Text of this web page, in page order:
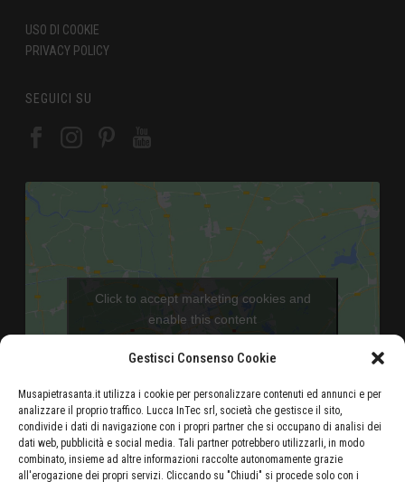
Gestisci Consenso Cookie
Musapietrasanta.it utilizza i cookie per personalizzare contenuti ed annunci e per
analizzare il proprio traffico. Lucca InTec srl, società che gestisce il sito,
condivide i dati di navigazione con i propri partner che si occupano di analisi dei
dati web, pubblicità e social media. Tali partner potrebbero utilizzarli, in modo
combinato, insieme ad altre informazioni raccolte autonomamente grazie
all'erogazione dei propri servizi. Cliccando su "Chiudi" si procede solo con i
USO DI COOKIE
PRIVACY POLICY
SEGUICI SU
Click to accept marketing cookies and
enable this content
Aeroporto di Pisa - 46 Km